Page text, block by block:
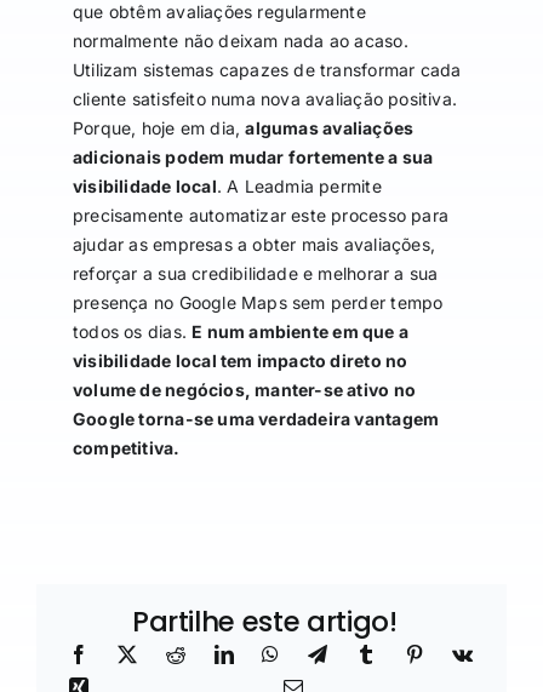
que obtêm avaliações regularmente
normalmente não deixam nada ao acaso.
Utilizam sistemas capazes de transformar cada
cliente satisfeito numa nova avaliação positiva.
Porque, hoje em dia,algumas avaliações
adicionais podem mudar fortemente a sua
visibilidade local. A Leadmia permite
precisamente automatizar este processo para
ajudar as empresas a obter mais avaliações,
reforçar a sua credibilidade e melhorar a sua
presença no Google Maps sem perder tempo
todos os dias. E num ambiente em que a
visibilidade local tem impacto direto no
volume de negócios, manter-se ativo no
Google torna-se uma verdadeira vantagem
competitiva.
Partilhe este artigo!